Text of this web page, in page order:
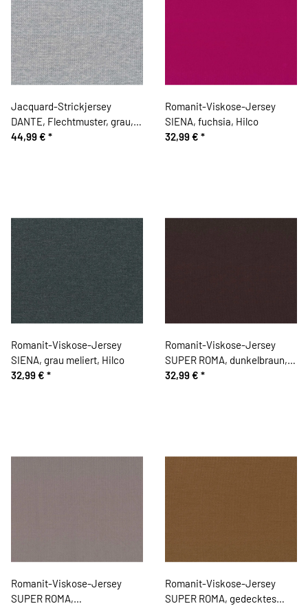
Jacquard-Strickjersey
DANTE, Flechtmuster, grau,
Hilco
44,99 € *
Romanit-Viskose-Jersey
SIENA, fuchsia, Hilco
32,99 € *
Romanit-Viskose-Jersey
SIENA, grau meliert, Hilco
32,99 € *
Romanit-Viskose-Jersey
SUPER ROMA, dunkelbraun,
Hilco
32,99 € *
Romanit-Viskose-Jersey
SUPER ROMA,
Romanit-Viskose-Jersey
SUPER ROMA, gedecktes